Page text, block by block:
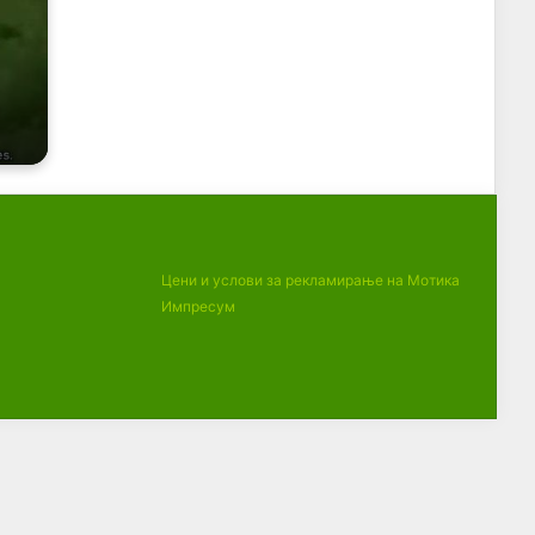
Цени и услови за рекламирање на Мотика
Импресум